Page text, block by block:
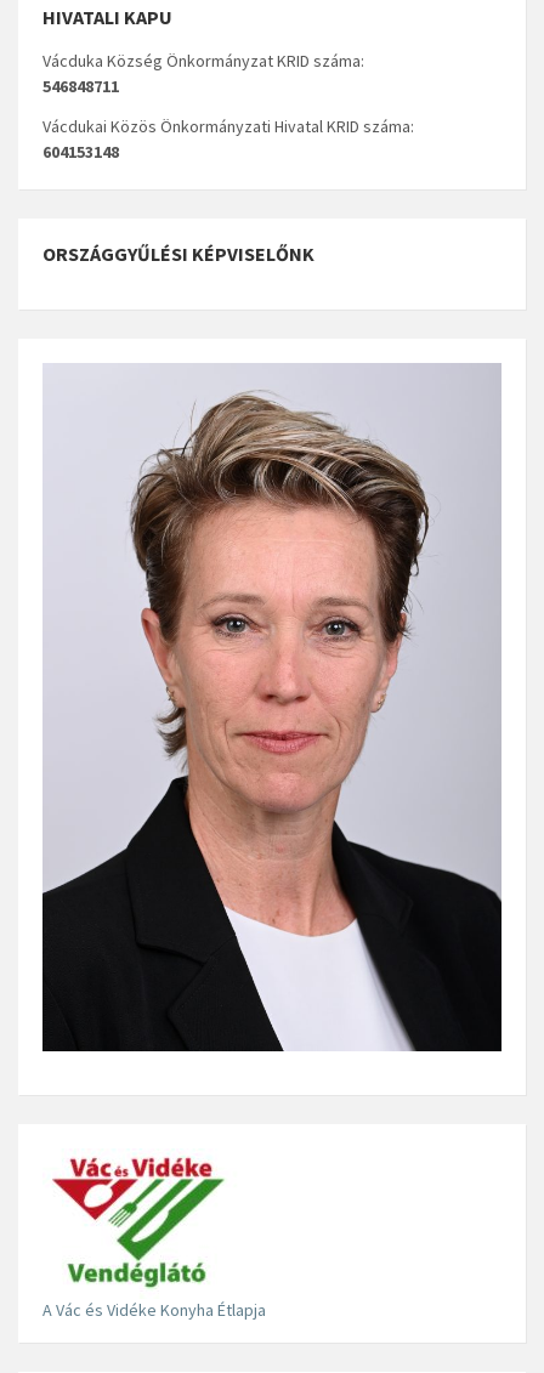
HIVATALI KAPU
Vácduka Község Önkormányzat KRID száma:
546848711
Vácdukai Közös Önkormányzati Hivatal KRID száma:
604153148
ORSZÁGGYŰLÉSI KÉPVISELŐNK
A Vác és Vidéke Konyha Étlapja